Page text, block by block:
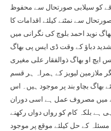
کو سیلابی صورتحال سے محفوظ
سے نمٹنے کیلئے اقدامات کا
نوید احمد بلوچ کی نگرانی میں
شدید دباؤ کے وقت ڈی ایس پی بھاگ
ایچ او بھاگ ذوالفقار علی مغیری
ملازمین لیویز کے ہمراہ ہر قسم
بھاگ بچاو بند پر موجود ہیں۔ اس
میں مصروف عمل ہے اسی دوران
بلکہ کام کو رواں دواں رکھنے
کے حل کیلئے موقع پر موجود